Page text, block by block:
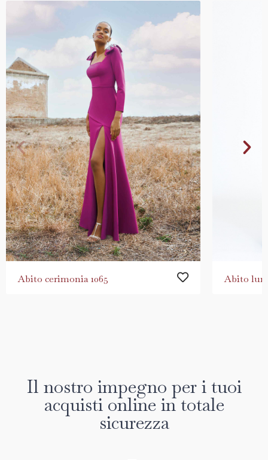
Abito cerimonia 1065 Abito
Il nostro impegno per i tuoi
acquisti online in totale
sicurezza